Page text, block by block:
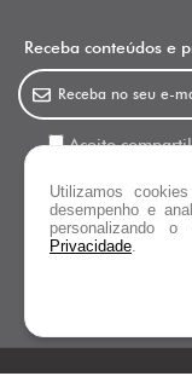
Receba conteúdos e
Aceito
newsletter,
Siga oTerraço
Utilizamos
desempenho e
personalizando
Privacidade.